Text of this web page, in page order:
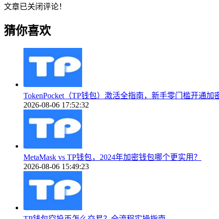
文章已关闭评论！
猜你喜欢
TokenPocket（TP钱包）激活全指南，新手零门槛开通加
2026-08-06 17:52:32
MetaMask vs TP钱包，2024年加密钱包哪个更实用？
2026-08-06 15:49:23